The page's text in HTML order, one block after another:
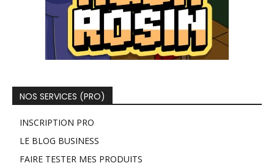
NOS SERVICES (PRO)
INSCRIPTION PRO
LE BLOG BUSINESS
FAIRE TESTER MES PRODUITS